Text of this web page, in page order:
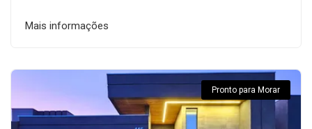
Mais informações
Pronto para Morar